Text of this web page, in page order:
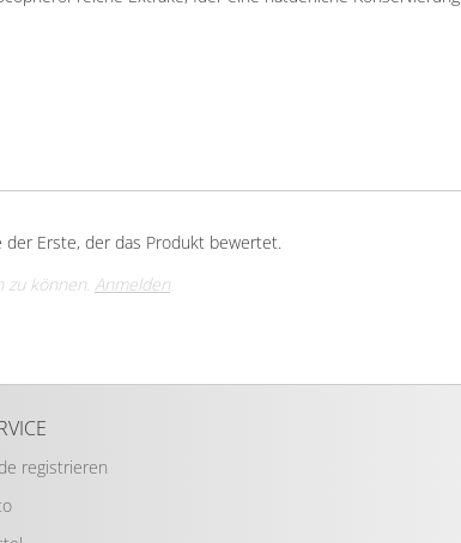
der Erste, der das Produkt bewertet.
zu können. Anmelden
registrieren